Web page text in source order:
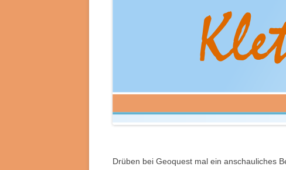
Drüben bei Geoquest mal ein anschauliches